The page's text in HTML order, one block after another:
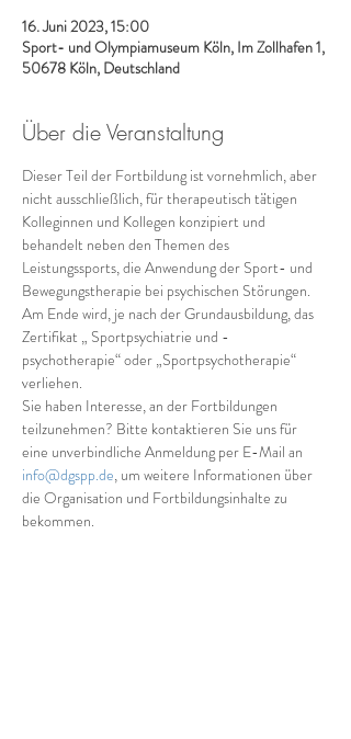
16. Juni 2023, 15:00
Sport- und Olympiamuseum Köln, Im Zollhafen 1,
50678 Köln, Deutschland
Über die Veranstaltung
Dieser Teil der Fortbildung ist vornehmlich, aber
nicht ausschließlich, für therapeutisch tätigen
Kolleginnen und Kollegen konzipiert und
behandelt neben den Themen des
Leistungssports, die Anwendung der Sport- und
Bewegungstherapie bei psychischen Störungen.
Am Ende wird, je nach der Grundausbildung, das
Zertifikat „ Sportpsychiatrie und -
psychotherapie“ oder „Sportpsychotherapie“
verliehen.
Sie haben Interesse, an der Fortbildungen
teilzunehmen? Bitte kontaktieren Sie uns für
eine unverbindliche Anmeldung per E-Mail an
info@dgspp.de, um weitere Informationen über
die Organisation und Fortbildungsinhalte zu
bekommen.